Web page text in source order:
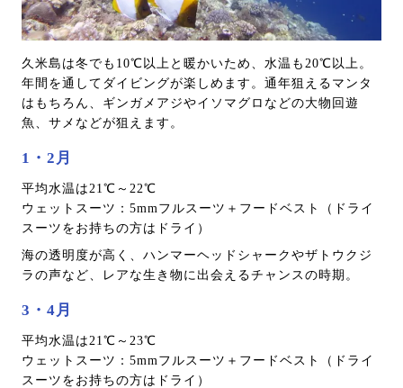
久米島は冬でも10℃以上と暖かいため、水温も20℃以上。
年間を通してダイビングが楽しめます。通年狙えるマンタ
はもちろん、ギンガメアジやイソマグロなどの大物回遊
魚、サメなどが狙えます。
1・2月
平均水温は21℃～22℃
ウェットスーツ：5mmフルスーツ＋フードベスト（ドライ
スーツをお持ちの方はドライ）
海の透明度が高く、ハンマーヘッドシャークやザトウクジ
ラの声など、レアな生き物に出会えるチャンスの時期。
3・4月
平均水温は21℃～23℃
ウェットスーツ：5mmフルスーツ＋フードベスト（ドライ
スーツをお持ちの方はドライ）